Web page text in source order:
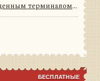
терминалом
модуль и локальные
вызовы,
терми...
БЕСПЛАТНЫЕ